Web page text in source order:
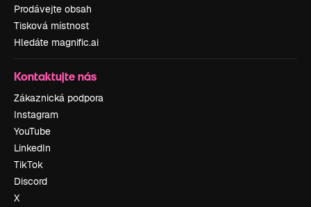
Prodávejte obsah
Tisková místnost
Hledáte magnific.ai
Kontaktujte nás
Zákaznická podpora
Instagram
YouTube
LinkedIn
TikTok
Discord
X